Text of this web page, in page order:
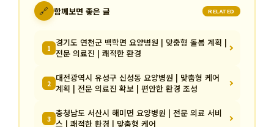
🔗 함께보면 좋은 글 RELATED
1 경기도 연천군 백학면 요양병원 | 맞춤형 돌봄 계획 |
전문 의료진 | 쾌적한 환경
2 대전광역시 유성구 신성동 요양병원 | 맞춤형 케어
계획 | 전문 의료진 확보 | 편안한 환경 조성
3 충청남도 서산시 해미면 요양병원 | 전문 의료 서비
스 | 쾌적한 환경 | 맞춤형 케어